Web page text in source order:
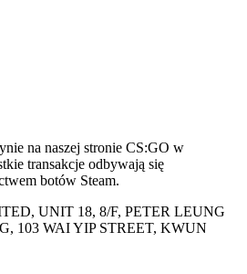
na naszej stronie CS:GO w
transakcje odbywają się
botów Steam.
UNIT 18, 8/F, PETER LEUNG
103 WAI YIP STREET, KWUN